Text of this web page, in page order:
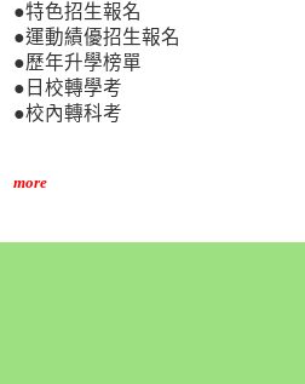
●特色招生報名
●運動績優招生報名
●歷年升學榜單
●日校轉學考
●校內轉科考
more